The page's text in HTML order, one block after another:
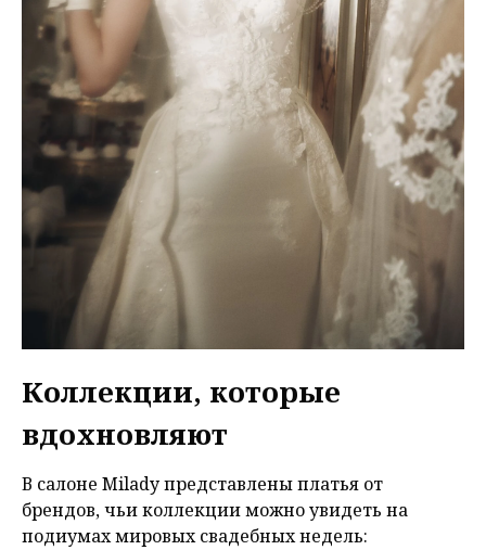
Коллекции, которые
вдохновляют
В салоне Milady представлены платья от
брендов, чьи коллекции можно увидеть на
подиумах мировых свадебных недель: